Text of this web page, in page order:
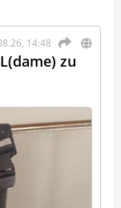
14:48
zu